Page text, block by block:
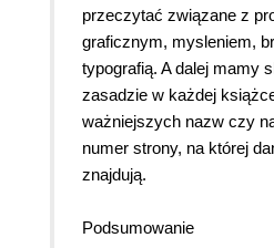
przeczytać związane z
graficznym, mysleniem,
typografią. A dalej mamy
zasadzie w każdej
ważniejszych nazw czy
numer strony, na której
znajdują.
Podsumowanie